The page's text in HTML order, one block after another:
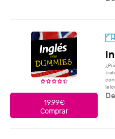
19.99€
Comprar
la